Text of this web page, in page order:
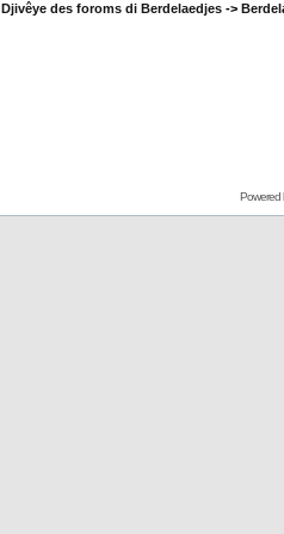
Djivêye des foroms di Berdelaedjes ->
Powered